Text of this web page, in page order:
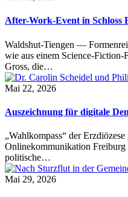
After-Work-Event in
Waldshut-Tiengen —
wie aus einem Science-
Gross, die…
Mai 22, 2026
Auszeichnung für digitale
„Wahlkompass“ der
Onlinekommunikation
politische…
Mai 29, 2026